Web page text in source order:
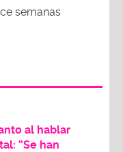
semanas
al hablar
“Se han